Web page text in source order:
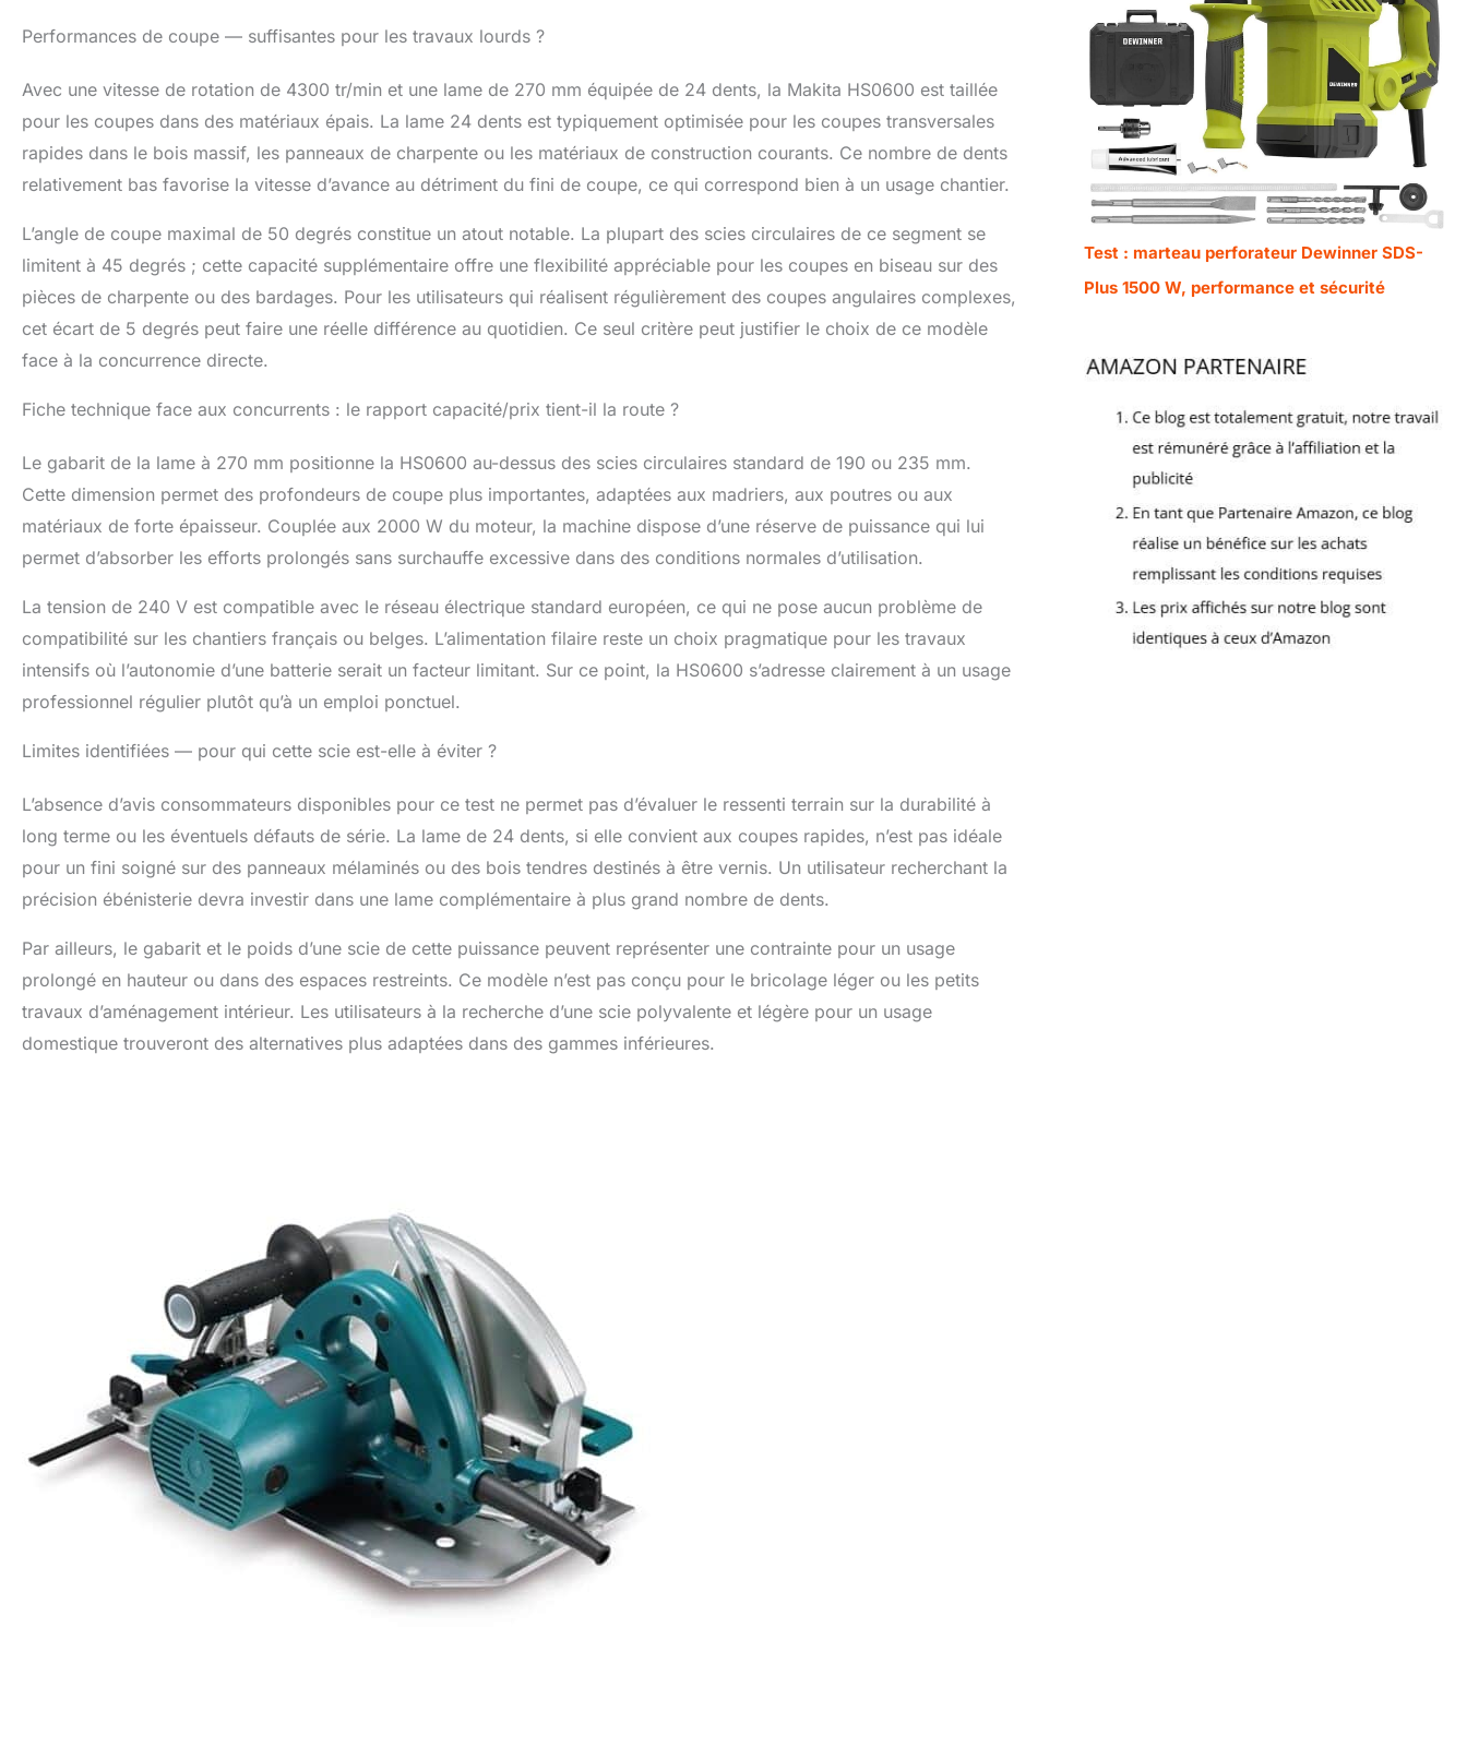
Performances de coupe — suffisantes pour les travaux lourds ?
Avec une vitesse de rotation de 4300 tr/min et une lame de 270 mm équipée de 24 dents, la Makita HS0600 est taillée
pour les coupes dans des matériaux épais. La lame 24 dents est typiquement optimisée pour les coupes transversales
rapides dans le bois massif, les panneaux de charpente ou les matériaux de construction courants. Ce nombre de dents
relativement bas favorise la vitesse d’avance au détriment du fini de coupe, ce qui correspond bien à un usage chantier.
L’angle de coupe maximal de 50 degrés constitue un atout notable. La plupart des scies circulaires de ce segment se
limitent à 45 degrés ; cette capacité supplémentaire offre une flexibilité appréciable pour les coupes en biseau sur des
pièces de charpente ou des bardages. Pour les utilisateurs qui réalisent régulièrement des coupes angulaires complexes,
cet écart de 5 degrés peut faire une réelle différence au quotidien. Ce seul critère peut justifier le choix de ce modèle
face à la concurrence directe.
Fiche technique face aux concurrents : le rapport capacité/prix tient-il la route ?
Le gabarit de la lame à 270 mm positionne la HS0600 au-dessus des scies circulaires standard de 190 ou 235 mm.
Cette dimension permet des profondeurs de coupe plus importantes, adaptées aux madriers, aux poutres ou aux
matériaux de forte épaisseur. Couplée aux 2000 W du moteur, la machine dispose d’une réserve de puissance qui lui
permet d’absorber les efforts prolongés sans surchauffe excessive dans des conditions normales d’utilisation.
La tension de 240 V est compatible avec le réseau électrique standard européen, ce qui ne pose aucun problème de
compatibilité sur les chantiers français ou belges. L’alimentation filaire reste un choix pragmatique pour les travaux
intensifs où l’autonomie d’une batterie serait un facteur limitant. Sur ce point, la HS0600 s’adresse clairement à un usage
professionnel régulier plutôt qu’à un emploi ponctuel.
Limites identifiées — pour qui cette scie est-elle à éviter ?
L’absence d’avis consommateurs disponibles pour ce test ne permet pas d’évaluer le ressenti terrain sur la durabilité à
long terme ou les éventuels défauts de série. La lame de 24 dents, si elle convient aux coupes rapides, n’est pas idéale
pour un fini soigné sur des panneaux mélaminés ou des bois tendres destinés à être vernis. Un utilisateur recherchant la
précision ébénisterie devra investir dans une lame complémentaire à plus grand nombre de dents.
Par ailleurs, le gabarit et le poids d’une scie de cette puissance peuvent représenter une contrainte pour un usage
prolongé en hauteur ou dans des espaces restreints. Ce modèle n’est pas conçu pour le bricolage léger ou les petits
travaux d’aménagement intérieur. Les utilisateurs à la recherche d’une scie polyvalente et légère pour un usage
domestique trouveront des alternatives plus adaptées dans des gammes inférieures.
Test : marteau perforateur Dewinner SDS-
Plus 1500 W, performance et sécurité